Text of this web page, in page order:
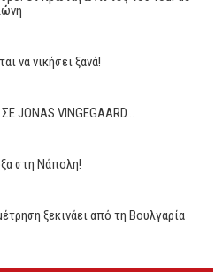
να νικήσει ξανά!
JONAS VINGEGAARD…
στη Νάπολη!
ξεκινάει από τη Βουλγαρία